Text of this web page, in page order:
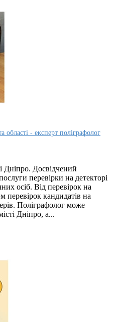
області - експерт поліграфолог
Дніпро. Досвідчений
перевірки на детекторі
осіб. Від перевірок на
перевірок кандидатів на
Поліграфолог може
Дніпро, а...